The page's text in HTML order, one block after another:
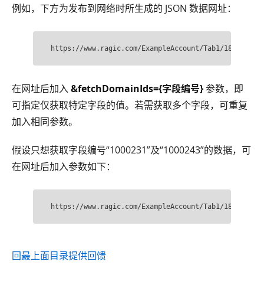
例如，下方为发布到网络时所生成的 JSON 数据网址：
https://www.ragic.com/ExampleAccount/Tab1/
在网址后加入&fetchDomainIds={字段编号}参数，即
可指定仅获取特定字段的值。若需获取多个字段，可重复
加入相同参数。
假设只想获取字段编号“1000231”及“1000243”的数据，可
在网址后加入参数如下：
https://www.ragic.com/ExampleAccount/Tab1/
回最上面目录提供回馈